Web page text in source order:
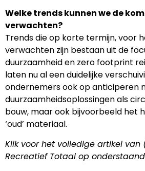
Welke trends kunnen we de
verwachten?
Trends die op korte termijn, voor
verwachten zijn bestaan uit de
duurzaamheid en zero footprint
laten nu al een duidelijke
ondernemers ook op anticiperen
duurzaamheidsoplossingen als
bouw, maar ook bijvoorbeeld het
‘oud’ materiaal.
Klik voor het volledige artikel
Recreatief Totaal op